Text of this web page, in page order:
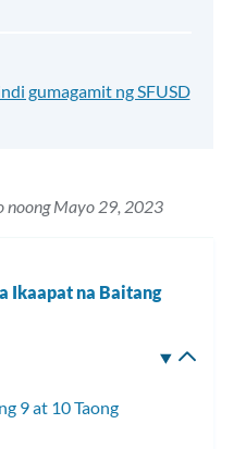
gumagamit ng SFUSD
noong Mayo 29, 2023
Ikaapat na Baitang
9 at 10 Taong